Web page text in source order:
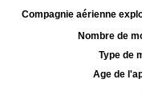
Compagnie aérienne
Nombre de
Type de
Age de